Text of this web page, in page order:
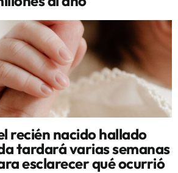
recién nacido hallado
tardará varias semanas
esclarecer qué ocurrió